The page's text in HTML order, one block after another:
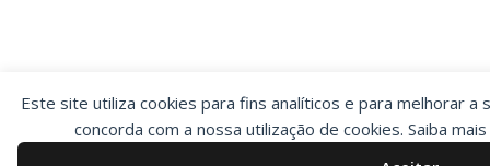
Este site utiliza cookies para fins analíticos e para melhorar a
concorda com a nossa utilização de cookies. Saiba